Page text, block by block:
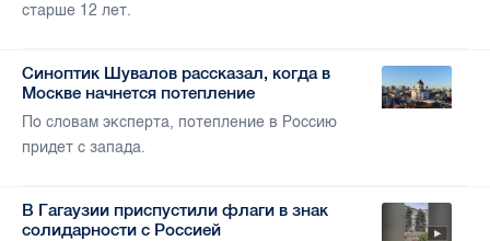
старше 12 лет.
Синоптик Шувалов рассказал, когда в
Москве начнется потепление
По словам эксперта, потепление в Россию
придет с запада.
В Гагаузии приспустили флаги в знак
солидарности с Россией